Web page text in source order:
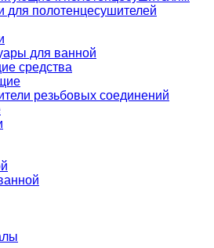
для полотенцесушителей
для ванной
средства
резьбовых соединений